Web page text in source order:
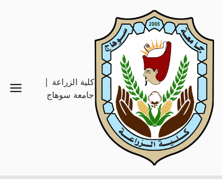
كلية الزراعة |
جامعة سوهاج